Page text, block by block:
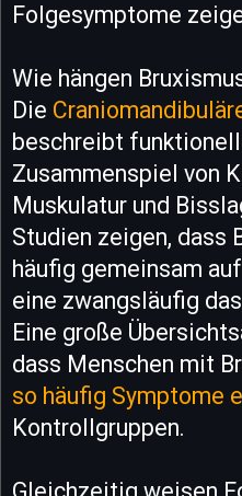
Folgesymptome
Wie hängen
Die
beschreibt
Zusammenspiel von
Muskulatur und
Studien zeigen, dass
häufig gemeinsam
eine zwangsläufig
Eine große
dass Menschen mit
so häufig Symptome
Kontrollgruppen.